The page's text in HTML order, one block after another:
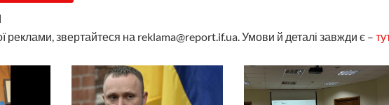
реклами, звертайтеся на reklama@report.if.ua. Умови й деталі завжди є –